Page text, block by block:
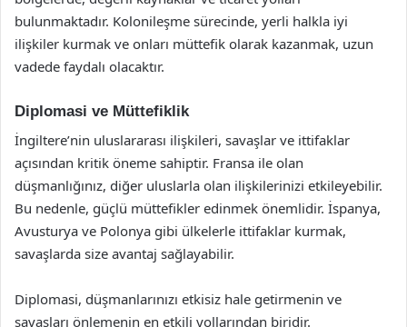
bulunmaktadır. Kolonileşme sürecinde, yerli halkla iyi
ilişkiler kurmak ve onları müttefik olarak kazanmak, uzun
vadede faydalı olacaktır.
Diplomasi ve Müttefiklik
İngiltere’nin uluslararası ilişkileri, savaşlar ve ittifaklar
açısından kritik öneme sahiptir. Fransa ile olan
düşmanlığınız, diğer uluslarla olan ilişkilerinizi etkileyebilir.
Bu nedenle, güçlü müttefikler edinmek önemlidir. İspanya,
Avusturya ve Polonya gibi ülkelerle ittifaklar kurmak,
savaşlarda size avantaj sağlayabilir.
Diplomasi, düşmanlarınızı etkisiz hale getirmenin ve
savaşları önlemenin en etkili yollarından biridir.